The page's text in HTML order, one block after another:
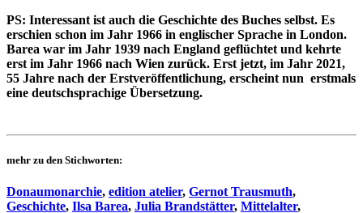
PS: Interessant ist auch die Geschichte des Buches selbst. Es
erschien schon im Jahr 1966 in englischer Sprache in London.
Barea war im Jahr 1939 nach England geflüchtet und kehrte
erst im Jahr 1966 nach Wien zurück. Erst jetzt, im Jahr 2021,
55 Jahre nach der Erstveröffentlichung, erscheint nun erstmals
eine deutschsprachige Übersetzung.
mehr zu den Stichworten:
Donaumonarchie, edition atelier, Gernot Trausmuth,
Geschichte, Ilsa Barea, Julia Brandstätter, Mittelalter,